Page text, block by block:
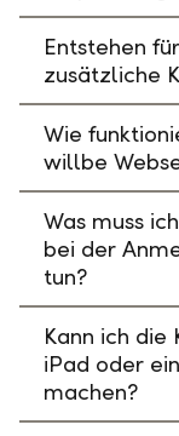
Entstehen
zusätzliche
Wie
willbe
Was muss
bei der
tun?
Kann ich
iPad oder
machen?